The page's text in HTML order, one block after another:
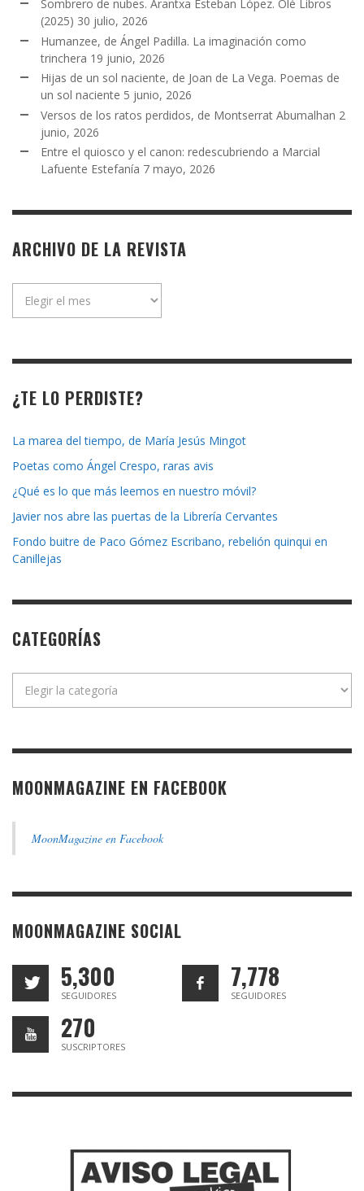
Sombrero de nubes. Arantxa Esteban López. Olé Libros
(2025) 30 julio, 2026
Humanzee, de Ángel Padilla. La imaginación como
trinchera 19 junio, 2026
Hijas de un sol naciente, de Joan de La Vega. Poemas de
un sol naciente 5 junio, 2026
Versos de los ratos perdidos, de Montserrat Abumalhan 2
junio, 2026
Entre el quiosco y el canon: redescubriendo a Marcial
Lafuente Estefanía 7 mayo, 2026
ARCHIVO DE LA REVISTA
¿TE LO PERDISTE?
La marea del tiempo, de María Jesús Mingot
Poetas como Ángel Crespo, raras avis
¿Qué es lo que más leemos en nuestro móvil?
Javier nos abre las puertas de la Librería Cervantes
Fondo buitre de Paco Gómez Escribano, rebelión quinqui en
Canillejas
CATEGORÍAS
MOONMAGAZINE EN FACEBOOK
MoonMagazine en Facebook
MOONMAGAZINE SOCIAL
5,300
SEGUIDORES
7,778
SEGUIDORES
270
SUSCRIPTORES